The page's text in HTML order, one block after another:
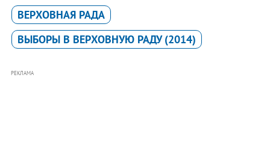
ВЕРХОВНАЯ РАДА
ВЫБОРЫ В ВЕРХОВНУЮ РАДУ (2014)
РЕКЛАМА